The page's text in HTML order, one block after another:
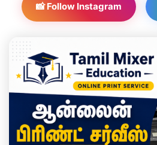
📸 Follow Instagram